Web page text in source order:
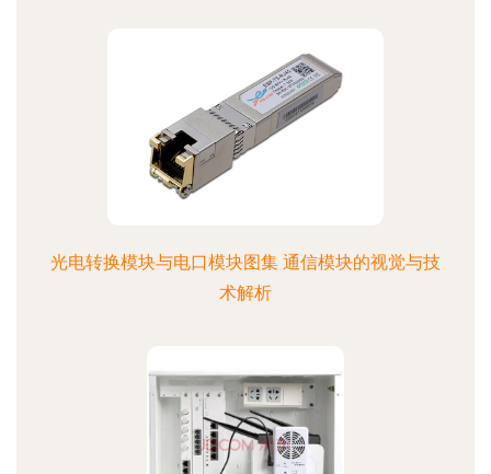
光电转换模块与电口模块图集 通信模块的视觉与技
术解析